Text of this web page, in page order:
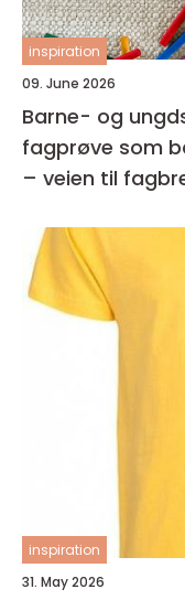
inspiration
09. June 2026
Barne- og
fagprøve som
– veien til
inspiration
31. May 2026